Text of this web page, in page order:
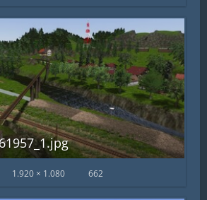
1.920 × 1.080 662